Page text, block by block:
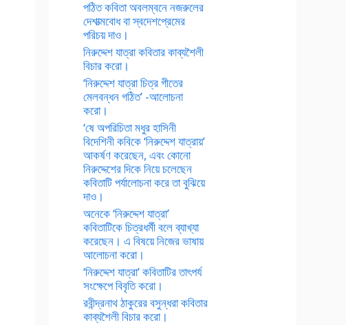
পঠিত কবিতা অবলম্বনে নজরুলের
দেশাত্মবোধ বা স্বদেশপ্রেমের
পরিচয় দাও।
নিরুদ্দেশ যাত্রা কবিতার কাব্যশৈলী
বিচার করো।
‘নিরুদ্দেশ যাত্রা চিত্র গীতের
মেলবন্ধন গঠিত’ -আলোচনা
করো।
‘ষে অপরিচিতা মধুর হাসিনী
বিদেশিনী কবিকে ‘নিরুদ্দেশ যাত্রায়’
আকর্ষণ করেছেন, এবং কোনো
নিরুদ্দেশের দিকে নিয়ে চলেছেন
কবিতাটি পর্যালোচনা করে তা বুঝিয়ে
দাও।
অনেকে ‘নিরুদ্দেশ যাত্রা’
কবিতাটিকে চিত্রধর্মী বলে ব্যাখ্যা
করেছেন। এ বিষয়ে নিজের ভাষায়
আলোচনা করো।
‘নিরুদ্দেশ যাত্রা’ কবিতাটির তাৎপর্য
সংক্ষেপে বিবৃতি করো।
রবীন্দ্রনাথ ঠাকুরের বসুন্ধরা কবিতার
কাব্যশৈলী বিচার করো।